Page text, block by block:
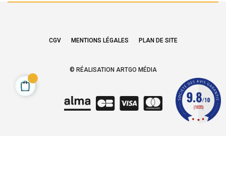
CGV MENTIONS LÉGALES PLAN DE SITE
© RÉALISATION ARTGO MÉDIA